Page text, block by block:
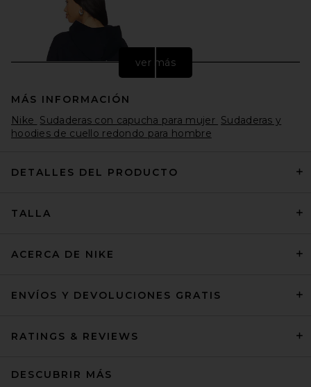
City Of Angels Hoodie in
ver más
MÁS INFORMACIÓN
Nike Sudaderas con capucha para mujer Sudaderas y
hoodies de cuello redondo para hombre
DETALLES DEL PRODUCTO
TALLA
ACERCA DE NIKE
ENVÍOS Y DEVOLUCIONES GRATIS
RATINGS & REVIEWS
DESCUBRIR MÁS